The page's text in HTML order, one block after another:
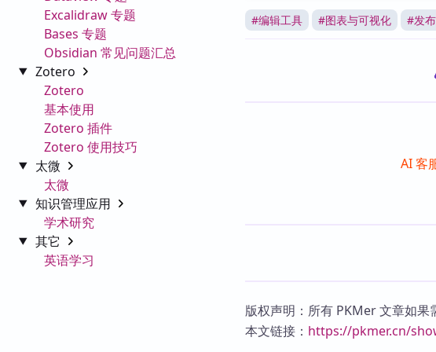
Excalidraw 专题
Bases 专题
Obsidian 常见问题汇总
Zotero
Zotero
基本使用
Zotero 插件
Zotero 使用技巧
太微
太微
知识管理应用
学术研究
其它
英语学习
#编辑工具 #图表与可视化 #发
AI 客
版权声明：所有 PKMer 文章如果
本文链接： https://pkmer.cn/